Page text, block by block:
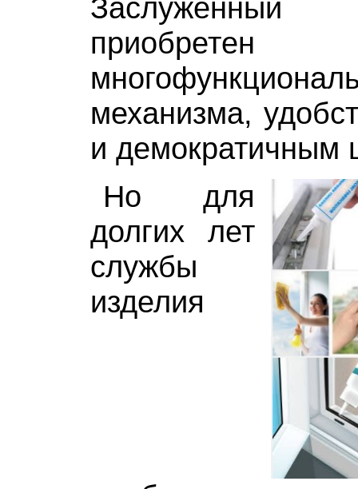
механизма,
и демократичным
Но для
долгих лет
службы
изделия